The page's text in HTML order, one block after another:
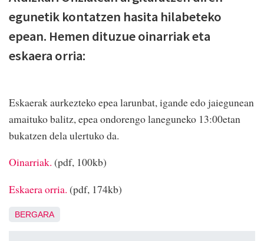
egunetik kontatzen hasita hilabeteko
epean. Hemen dituzue oinarriak eta
eskaera orria:
Eskaerak aurkezteko epea larunbat, igande edo jaiegunean
amaituko balitz, epea ondorengo laneguneko 13:00etan
bukatzen dela ulertuko da.
Oinarriak. (pdf, 100kb)
Eskaera orria. (pdf, 174kb)
BERGARA